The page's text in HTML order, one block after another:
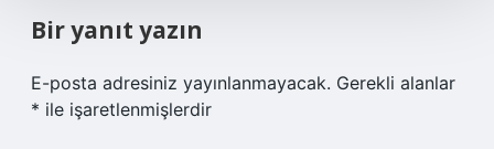
Bir yanıt yazın
E-posta adresiniz yayınlanmayacak. Gerekli alanlar
* ile işaretlenmişlerdir